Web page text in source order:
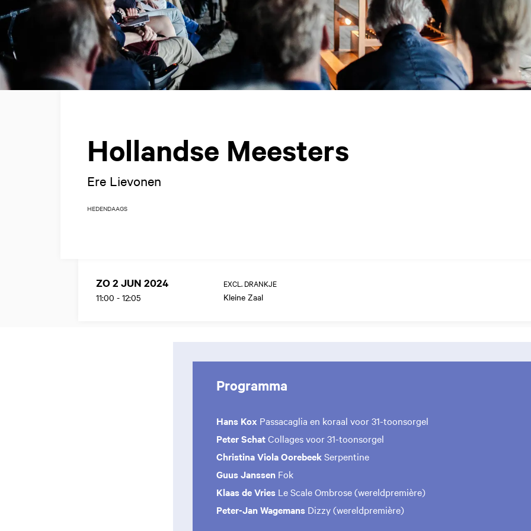
Hollandse Meesters
Ere Lievonen
HEDENDAAGS
ZO 2 JUN 2024
11:00 - 12:05
EXCL. DRANKJE
Kleine Zaal
Programma
Hans Kox Passacaglia en koraal voor 31-toonsorgel
Peter SchatCollages voor 31-toonsorgel
Christina Viola OorebeekSerpentine
Guus Janssen Fok
Klaas de Vries Le Scale Ombrose (wereldpremière)
Peter-Jan Wagemans Dizzy (wereldpremière)